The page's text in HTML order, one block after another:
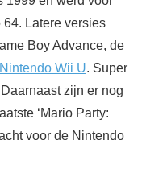
64. Latere versies
Boy Advance, de
Nintendo Wii U. Super
zijn er nog
‘Mario Party:
voor de Nintendo